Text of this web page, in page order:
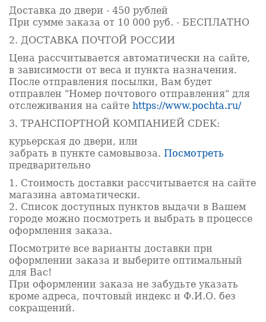
Доставка до двери - 450 рублей
При сумме заказа от 10 000 руб. - БЕСПЛАТНО
2. ДОСТАВКА ПОЧТОЙ РОССИИ
Цена рассчитывается автоматически на сайте,
в зависимости от веса и пункта назначения.
После отправления посылки, Вам будет
отправлен "Номер почтового отправления" для
отслеживания на сайте https://www.pochta.ru/
3. ТРАНСПОРТНОЙ КОМПАНИЕЙ CDEK:
курьерская до двери, или
забрать в пункте самовывоза. Посмотреть
предварительно
1. Стоимость доставки рассчитывается на сайте
магазина автоматически.
2. Список доступных пунктов выдачи в Вашем
городе можно посмотреть и выбрать в процессе
оформления заказа.
Посмотрите все варианты доставки при
оформлении заказа и выберите оптимальный
для Вас!
При оформлении заказа не забудьте указать
кроме адреса, почтовый индекс и Ф.И.О. без
сокращений.